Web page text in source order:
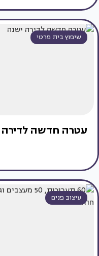
שיפוץ בית פרטי
עטרה חדשה לדירה
עיצוב פנים